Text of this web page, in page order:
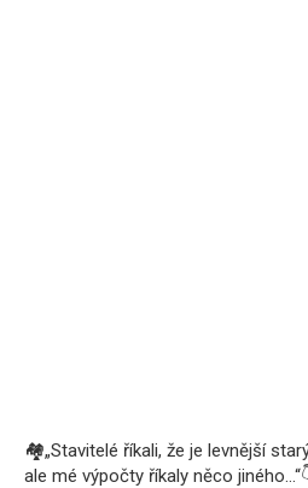
🏘„Stavitelé říkali, že je levnější
ale mé výpočty říkaly něco jiného…“